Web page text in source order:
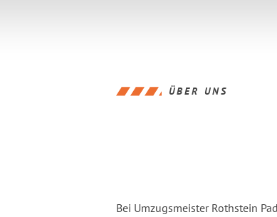
ÜBER UNS
Bei Umzugsmeister Rothstein